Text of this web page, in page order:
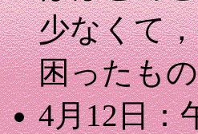
少なくて
困ったも
4月12日：